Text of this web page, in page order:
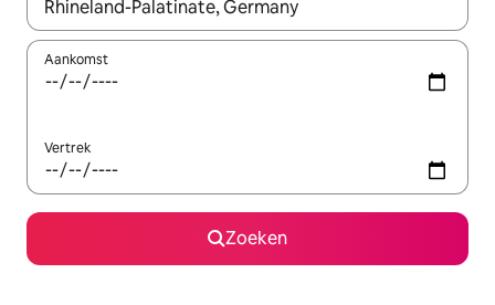
Wanneer er suggesties beschikbaar zijn, maak je een keuze
Aankomst
Vertrek
Zoeken